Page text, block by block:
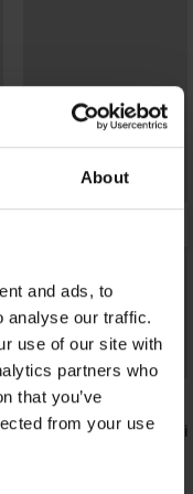
About
and ads, to
analyse our traffic.
use of our site with
partners who
that you’ve
from your use
2+1 GRATIS
Katoenen voetjes Verti